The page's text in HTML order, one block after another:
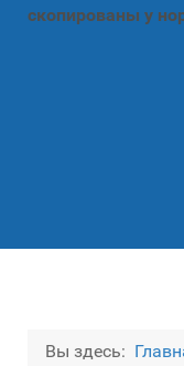
скопированы у
Вы здесь: